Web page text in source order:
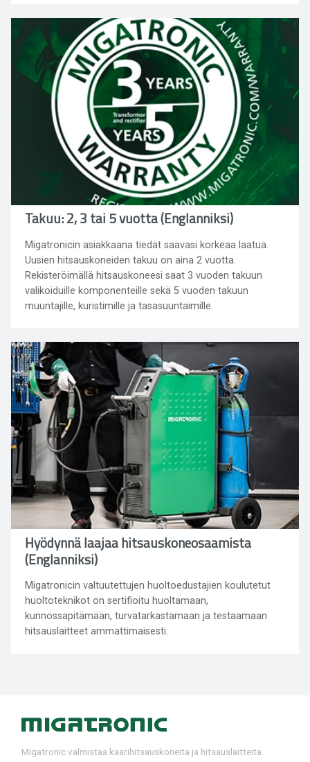
Takuu: 2, 3 tai 5 vuotta (Englanniksi)
Migatronicin asiakkaana tiedät saavasi korkeaa laatua.
Uusien hitsauskoneiden takuu on aina 2 vuotta.
Rekisteröimällä hitsauskoneesi saat 3 vuoden takuun
valikoiduille komponenteille sekä 5 vuoden takuun
muuntajille, kuristimille ja tasasuuntaimille.
Hyödynnä laajaa hitsauskoneosaamista
(Englanniksi)
Migatronicin valtuutettujen huoltoedustajien koulutetut
huoltoteknikot on sertifioitu huoltamaan,
kunnossapitämään, turvatarkastamaan ja testaamaan
hitsauslaitteet ammattimaisesti.
Migatronic valmistaa kaarihitsauskoneita ja hitsauslaitteita.